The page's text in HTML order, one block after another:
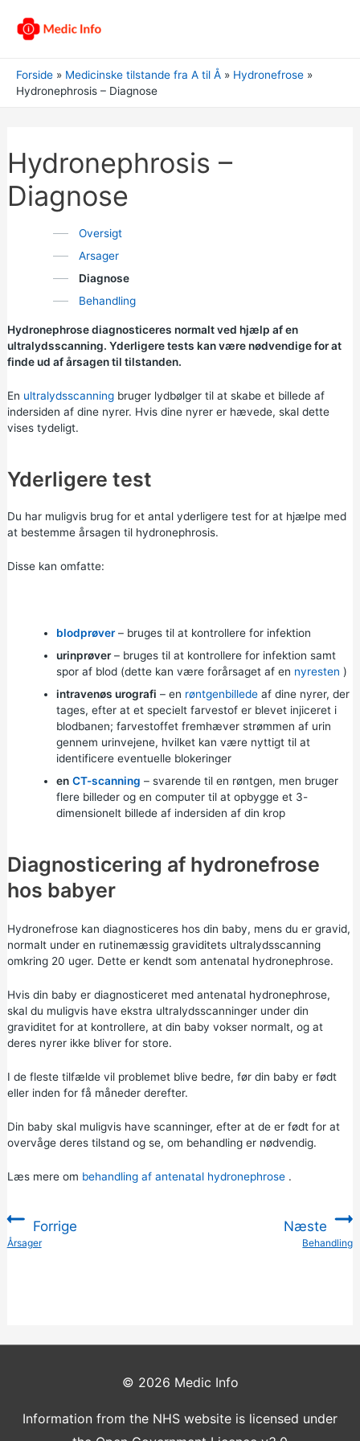
Forside Medicinske tilstande fra A til Å
Hydronefrose
Hydronephrosis – Diagnose
Hydronephrosis –
Diagnose
Oversigt
Arsager
Diagnose
Behandling
Hydronephrose diagnosticeres normalt ved hjælp af en
ultralydsscanning. Yderligere tests kan være nødvendige for at
finde ud af årsagen til tilstanden.
En ultralydsscanningbruger lydbølger til at skabe et billede af
indersiden af dine nyrer. Hvis dine nyrer er hævede, skal dette
vises tydeligt.
Yderligere test
Du har muligvis brug for et antal yderligere test for at hjælpe med
at bestemme årsagen til hydronephrosis.
Disse kan omfatte:
blodprøver– bruges til at kontrollere for infektion
urinprøver– bruges til at kontrollere for infektion samt
spor af blod (dette kan være forårsaget af en nyresten )
intravenøs urografi – en røntgenbilledeaf dine nyrer, der
tages, efter at et specielt farvestof er blevet injiceret i
blodbanen; farvestoffet fremhæver strømmen af urin
gennem urinvejene, hvilket kan være nyttigt til at
identificere eventuelle blokeringer
en CT-scanning – svarende til en røntgen, men bruger
flere billeder og en computer til at opbygge et 3-
dimensionelt billede af indersiden af din krop
Diagnosticering af hydronefrose
hos babyer
Hydronefrose kan diagnosticeres hos din baby, mens du er gravid,
normalt under en rutinemæssig graviditets ultralydsscanning
omkring 20 uger. Dette er kendt som antenatal hydronephrose.
Hvis din baby er diagnosticeret med antenatal hydronephrose,
skal du muligvis have ekstra ultralydsscanninger under din
graviditet for at kontrollere, at din baby vokser normalt, og at
deres nyrer ikke bliver for store.
I de fleste tilfælde vil problemet blive bedre, før din baby er født
eller inden for få måneder derefter.
Din baby skal muligvis have scanninger, efter at de er født for at
overvåge deres tilstand og se, om behandling er nødvendig.
Læs mere om behandling af antenatal hydronephrose.
Forrige
:Årsager
Næste
Behandling
© 2026 Medic Info
Information from the NHS website is licensed under